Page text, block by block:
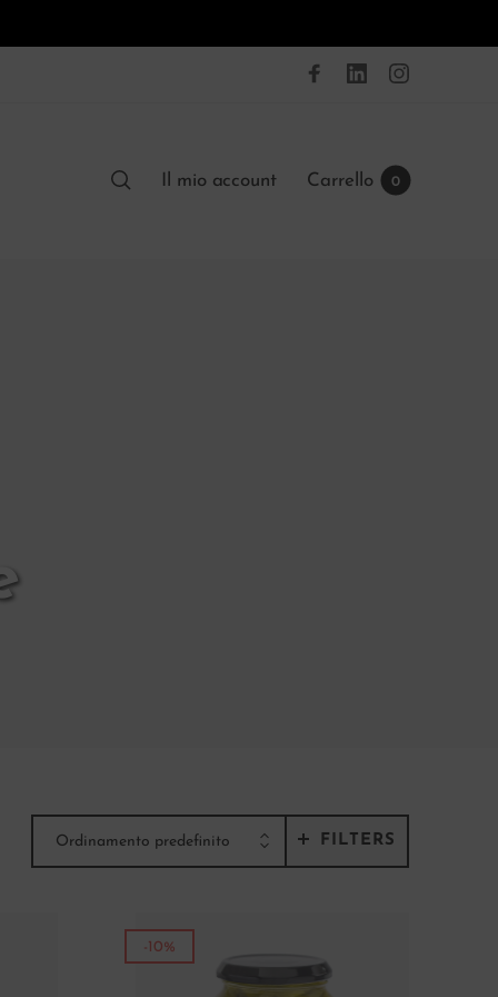
Il mio account Carrello 0
Ordinamento predefinito FILTERS
-10%